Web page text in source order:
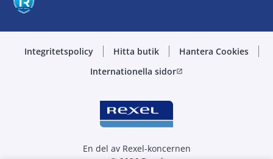
Integritetspolicy Hitta butik
Hantera Cookies
Internationella sidoropen_in_new
En del av Rexel-koncernen